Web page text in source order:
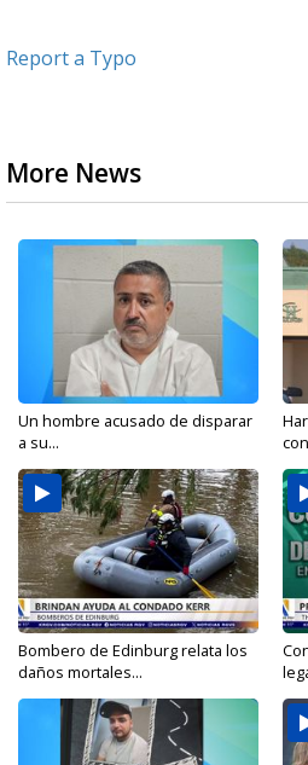
Report a Typo
More News
Un hombre acusado de disparar
a su...
Bombero de Edinburg relata los
daños mortales...